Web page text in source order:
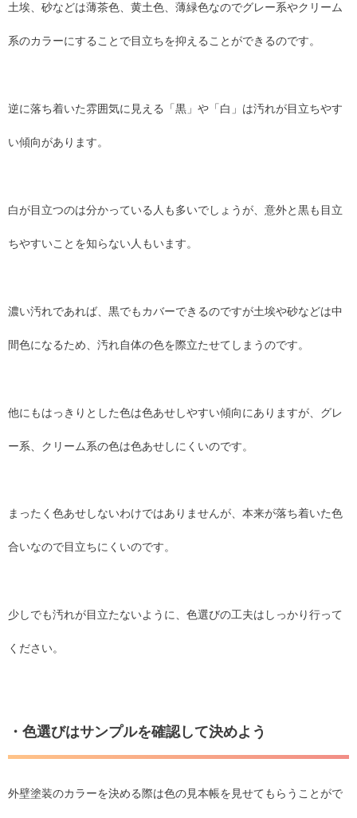
土埃、砂などは薄茶色、黄土色、薄緑色なのでグレー系やクリーム
系のカラーにすることで目立ちを抑えることができるのです。
逆に落ち着いた雰囲気に見える「黒」や「白」は汚れが目立ちやす
い傾向があります。
白が目立つのは分かっている人も多いでしょうが、意外と黒も目立
ちやすいことを知らない人もいます。
濃い汚れであれば、黒でもカバーできるのですが土埃や砂などは中
間色になるため、汚れ自体の色を際立たせてしまうのです。
他にもはっきりとした色は色あせしやすい傾向にありますが、グレ
ー系、クリーム系の色は色あせしにくいのです。
まったく色あせしないわけではありませんが、本来が落ち着いた色
合いなので目立ちにくいのです。
少しでも汚れが目立たないように、色選びの工夫はしっかり行って
ください。
・色選びはサンプルを確認して決めよう
外壁塗装のカラーを決める際は色の見本帳を見せてもらうことがで